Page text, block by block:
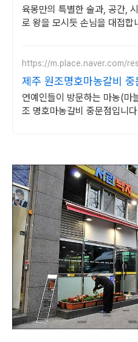
육몽만의 특별한 술과, 공간,
로 왕을 모시듯 손님을 대접합
https://m.place.naver.com/
제주 원조명호마농갈비 중
연예인들이 방문하는 마농(마
조 명호마농갈비 중문점입니